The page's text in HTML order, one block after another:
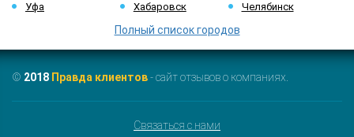
Уфа
Хабаровск Челябинск
Полный список городов
© 2018 Правда клиентов- сайт отзывов о компаниях.
Связаться с нами